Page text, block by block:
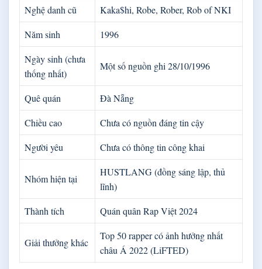
Nghệ danh cũ
Kaka$hi, Robe, Rober, Rob of NKI
Năm sinh
1996
Ngày sinh (chưa
thống nhất)
Một số nguồn ghi 28/10/1996
Quê quán
Đà Nẵng
Chiều cao
Chưa có nguồn đáng tin cậy
Người yêu
Chưa có thông tin công khai
Nhóm hiện tại
HUSTLANG (đồng sáng lập, thủ
lĩnh)
Thành tích
Quán quân Rap Việt 2024
Giải thưởng khác
Top 50 rapper có ảnh hưởng nhất
châu Á 2022 (LiFTED)